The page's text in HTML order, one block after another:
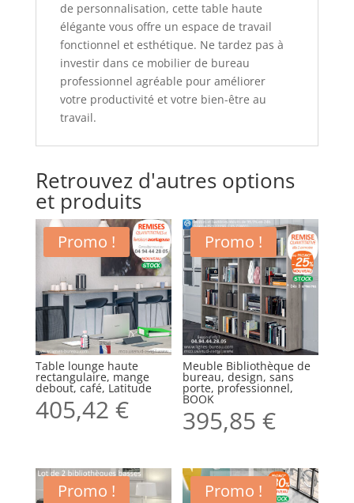
de personnalisation, cette table haute
élégante vous offre un espace de travail
fonctionnel et esthétique. Ne tardez pas à
investir dans ce mobilier de bureau
professionnel agréable pour améliorer
votre productivité et votre bien-être au
travail.
Retrouvez d'autres options
et produits
Promo !
Table lounge haute
rectangulaire, mange
debout, café, Latitude
405,42 €
Promo !
Meuble Bibliothèque de
bureau, design, sans
porte, professionnel,
BOOK
395,85€
Promo ! Promo !